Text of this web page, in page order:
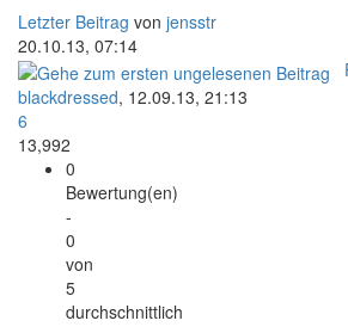
Letzter Beitrag von jensstr
20.10.13, 07:14
blackdressed, 12.09.13, 21:13
6
13,992
0
Bewertung(en)
-
0
von
5
durchschnittlich